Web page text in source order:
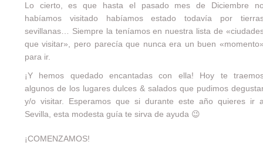
Lo cierto, es que hasta el pasado mes de Diciembre
habíamos visitado habíamos estado todavía por
sevillanas… Siempre la teníamos en nuestra lista de
que visitar», pero parecía que nunca era un buen
para ir.
¡Y hemos quedado encantadas con ella! Hoy te
algunos de los lugares dulces & salados que pudimos
y/o visitar. Esperamos que si durante este año quieres ir
Sevilla, esta modesta guía te sirva de ayuda 😉
¡COMENZAMOS!